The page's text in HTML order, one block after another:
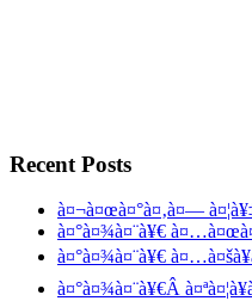
Recent Posts
à¤¬à¤œà¤°à¤‚à¤—
à¤°à¤¾à¤¨à¥€
à¤°à¤¾à¤¨à¥€
à¤°à¤¾à¤¨à¥€Â